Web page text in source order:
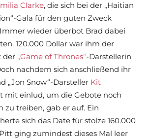
Clarke, die sich bei der „Haitian
Gala für den guten Zweck
wieder überbot Brad dabei
120.000 Dollar war ihm der
der „Game of Thrones“-Darstellerin
nachdem sich anschließend ihr
„Jon Snow“-Darsteller Kit
mit einlud, um die Gebote noch
zu treiben, gab er auf. Ein
sich das Date für stolze 160.000
ging zumindest dieses Mal leer